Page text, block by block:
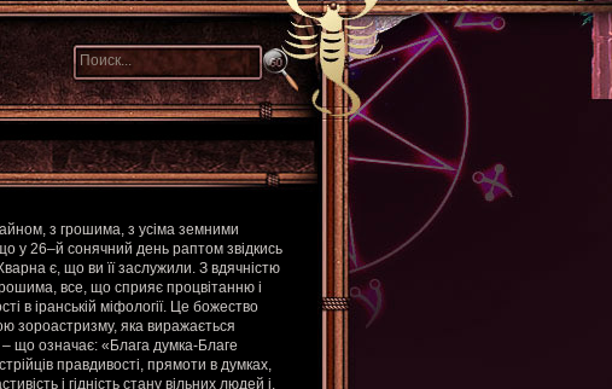
з грошима, з усіма земними
у 26–й сонячний день раптом звідкись
є, що ви її заслужили. З вдячністю
все, що сприяє процвітанню і
в іранській міфології. Це божество
зороастризму, яка виражається
що означає: «Блага думка-Благе
правдивості, прямоти в думках,
і гідність стану вільних людей і,